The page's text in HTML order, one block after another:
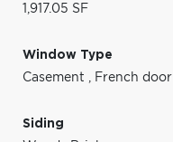
1,917.05 SF
Window Type
Casement , French door
Siding